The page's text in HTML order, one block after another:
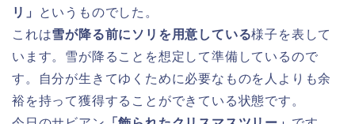
リ」
というものでした。
これは雪が降る前にソリを用意している様子を表して
います。雪が降ることを想定して準備しているので
す。自分が生きてゆくために必要なものを人よりも余
裕を持って獲得することができている状態です。